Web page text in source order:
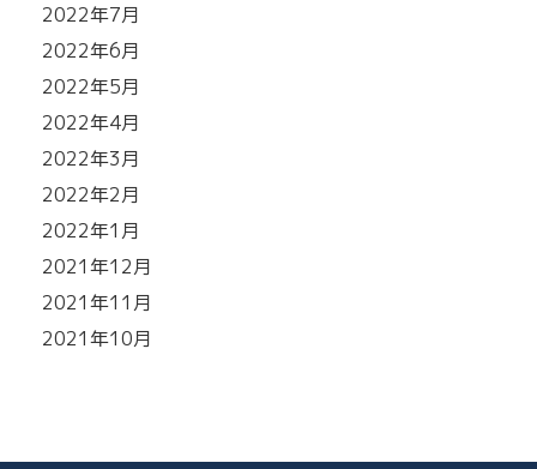
2022年7月
2022年6月
2022年5月
2022年4月
2022年3月
2022年2月
2022年1月
2021年12月
2021年11月
2021年10月